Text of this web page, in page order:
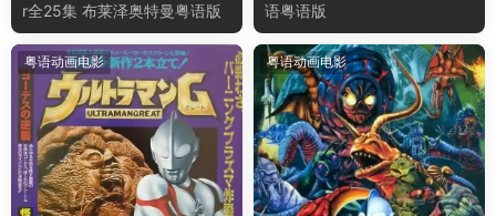
r全25集 布莱泽奥特曼粤语版
语粤语版
粤语动画电影 粤语动画电影